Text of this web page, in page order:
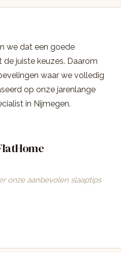
we dat een goede
juiste keuzes. Daarom
waar we volledig
op onze jarenlange
in Nijmegen.
onze aanbevolen slaaptips